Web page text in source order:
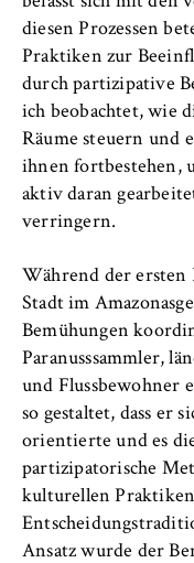
diesen Prozessen
Praktiken zur
durch partizipative
ich beobachtet, wie
Räume steuern und
ihnen fortbestehen,
aktiv daran
verringern.
Während der ersten
Stadt im
Bemühungen
Paranusssammler,
und Flussbewohner
so gestaltet, dass er
orientierte und es
partizipatorische
kulturellen
Ansatz wurde der